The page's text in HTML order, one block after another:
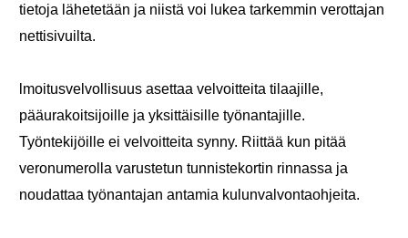
tietoja lähetetään ja niistä voi lukea tarkemmin verottajan
nettisivuilta.
lmoitusvelvollisuus asettaa velvoitteita tilaajille,
pääurakoitsijoille ja yksittäisille työnantajille.
Työntekijöille ei velvoitteita synny. Riittää kun pitää
veronumerolla varustetun tunnistekortin rinnassa ja
noudattaa työnantajan antamia kulunvalvontaohjeita.